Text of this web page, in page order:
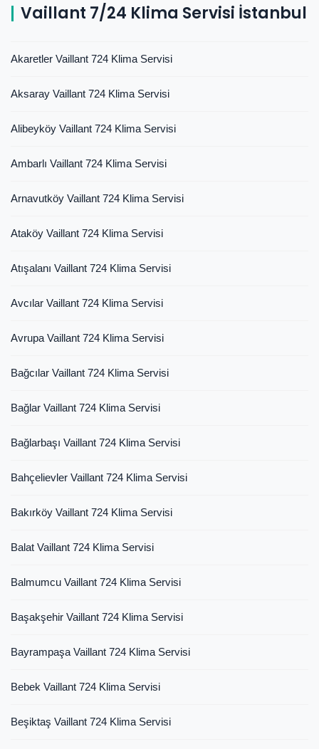
Vaillant 7/24 Klima Servisi İstanbul
Akaretler Vaillant 724 Klima Servisi
Aksaray Vaillant 724 Klima Servisi
Alibeyköy Vaillant 724 Klima Servisi
Ambarlı Vaillant 724 Klima Servisi
Arnavutköy Vaillant 724 Klima Servisi
Ataköy Vaillant 724 Klima Servisi
Atışalanı Vaillant 724 Klima Servisi
Avcılar Vaillant 724 Klima Servisi
Avrupa Vaillant 724 Klima Servisi
Bağcılar Vaillant 724 Klima Servisi
Bağlar Vaillant 724 Klima Servisi
Bağlarbaşı Vaillant 724 Klima Servisi
Bahçelievler Vaillant 724 Klima Servisi
Bakırköy Vaillant 724 Klima Servisi
Balat Vaillant 724 Klima Servisi
Balmumcu Vaillant 724 Klima Servisi
Başakşehir Vaillant 724 Klima Servisi
Bayrampaşa Vaillant 724 Klima Servisi
Bebek Vaillant 724 Klima Servisi
Beşiktaş Vaillant 724 Klima Servisi